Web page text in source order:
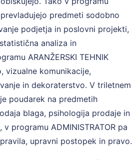
prevladujejo predmeti sodobno
podjetja in poslovni projekti,
analiza in
ARANŽERSKI TEHNIK
vizualne komunikacije,
in dekoraterstvo. V triletnem
poudarek na predmetih
blaga, psihologija prodaje in
programu ADMINISTRATOR pa
upravni postopek in pravo.